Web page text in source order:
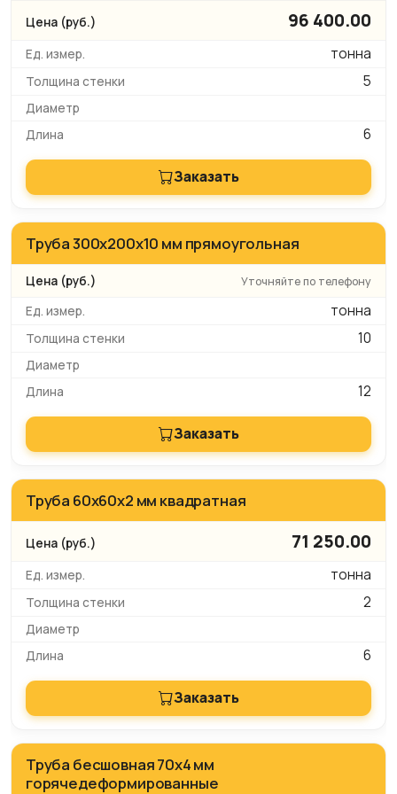
96 400.00
тонна
5
6
Заказать
Труба 300x200x10 мм прямоугольная
Уточняйте по телефону
тонна
10
12
Заказать
Труба 60x60х2 мм квадратная
71 250.00
тонна
2
6
Заказать
Труба бесшовная 70х4 мм
горячедеформированные